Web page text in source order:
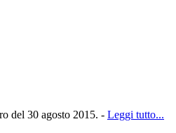
del 30 agosto 2015. - Leggi tutto...